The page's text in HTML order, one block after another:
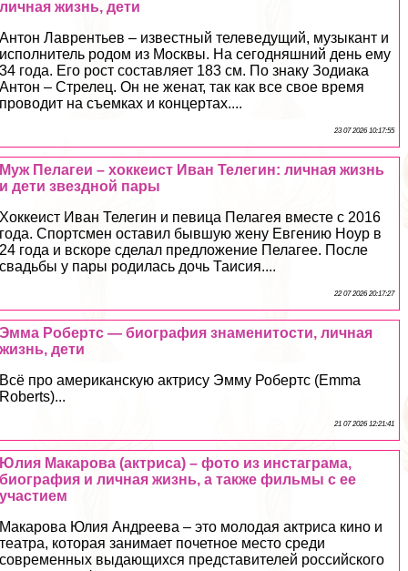
личная жизнь, дети
Антон Лаврентьев – известный телеведущий, музыкант и
исполнитель родом из Москвы. На сегодняшний день ему
34 года. Его рост составляет 183 см. По знаку Зодиака
Антон – Стрелец. Он не женат, так как все свое время
проводит на съемках и концертах....
23 07 2026 10:17:55
Муж Пелагeи – хоккеист Иван Телегин: личная жизнь
и дети звездной пары
Хоккеист Иван Телегин и певица Пелагея вместе с 2016
года. Спортсмен оставил бывшую жену Евгению Ноур в
24 года и вскоре сделал предложение Пелагее. После
свадьбы у пары родилась дочь Таисия....
22 07 2026 20:17:27
Эмма Робертс — биография знаменитости, личная
жизнь, дети
Всё про американскую актрису Эмму Робертс (Emma
Roberts)...
21 07 2026 12:21:41
Юлия Макарова (актриса) – фото из инстаграма,
биография и личная жизнь, а также фильмы с ее
участием
Макарова Юлия Андреева – это молодая актриса кино и
театра, которая занимает почетное место среди
современных выдающихся представителей российского